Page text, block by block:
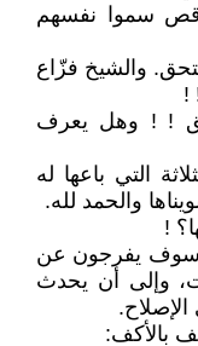
سموا نفسهم
والشيخ فزّاع
!
حق ! ! وهل يعرف
التي باعها له
والحمد لله.
!
وسوف يفرجون عن
وإلى أن يحدث
بالأكف: